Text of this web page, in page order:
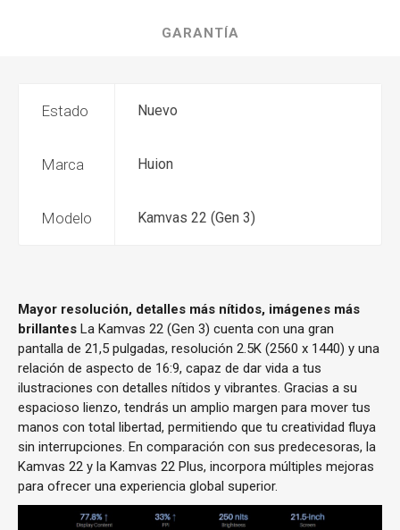
GARANTÍA
Estado Nuevo
Marca Huion
Modelo Kamvas 22 (Gen 3)
Mayor resolución, detalles más nítidos, imágenes más
brillantes La Kamvas 22 (Gen 3) cuenta con una gran
pantalla de 21,5 pulgadas, resolución 2.5K (2560 x 1440) y una
relación de aspecto de 16:9, capaz de dar vida a tus
ilustraciones con detalles nítidos y vibrantes. Gracias a su
espacioso lienzo, tendrás un amplio margen para mover tus
manos con total libertad, permitiendo que tu creatividad fluya
sin interrupciones. En comparación con sus predecesoras, la
Kamvas 22 y la Kamvas 22 Plus, incorpora múltiples mejoras
para ofrecer una experiencia global superior.